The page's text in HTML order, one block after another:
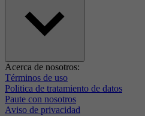
Acerca de nosotros:
Términos de uso
Politica de tratamiento de datos
Paute con nosotros
Aviso de privacidad